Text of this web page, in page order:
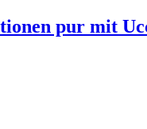
pur mit